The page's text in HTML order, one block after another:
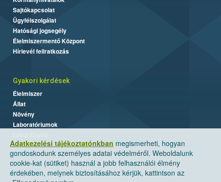
Adatkezelési tájékoztatónkban megismerheti, hogyan
gondoskodunk személyes adatai védelméről. Weboldalunk
cookie-kat (sütiket) használ a jobb felhasználói élmény
érdekében, melynek biztosításához kérjük, kattintson az
Sajtókapcsolat
Ügyfélszolgálat
Hatósági jogsegély
Élelmiszermentő Központ
Hírlevél feliratkozás
Gyakori kérdések
Élelmiszer
Állat
Növény
Laboratóriumok